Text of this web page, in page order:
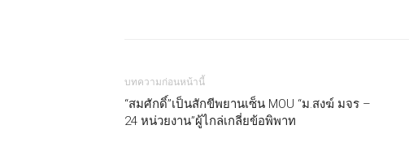
บทความก่อนหน้านี้
“สมศักดิ์”เป็นสักขีพยานเซ็น MOU “ม.สงฆ์ มจร –
24 หน่วยงาน”ผู้ไกล่เกลี่ยข้อพิพาท